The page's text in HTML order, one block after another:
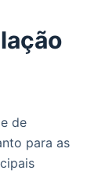
de
para as